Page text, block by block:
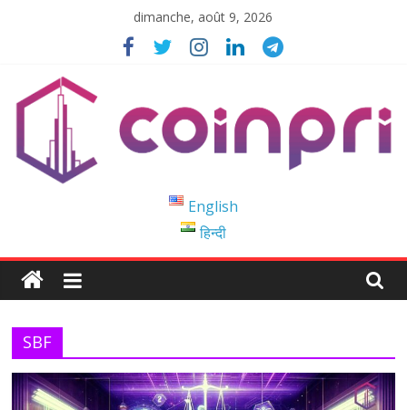
dimanche, août 9, 2026
Blockchain
Easy
to
English
हिन्दी
SBF